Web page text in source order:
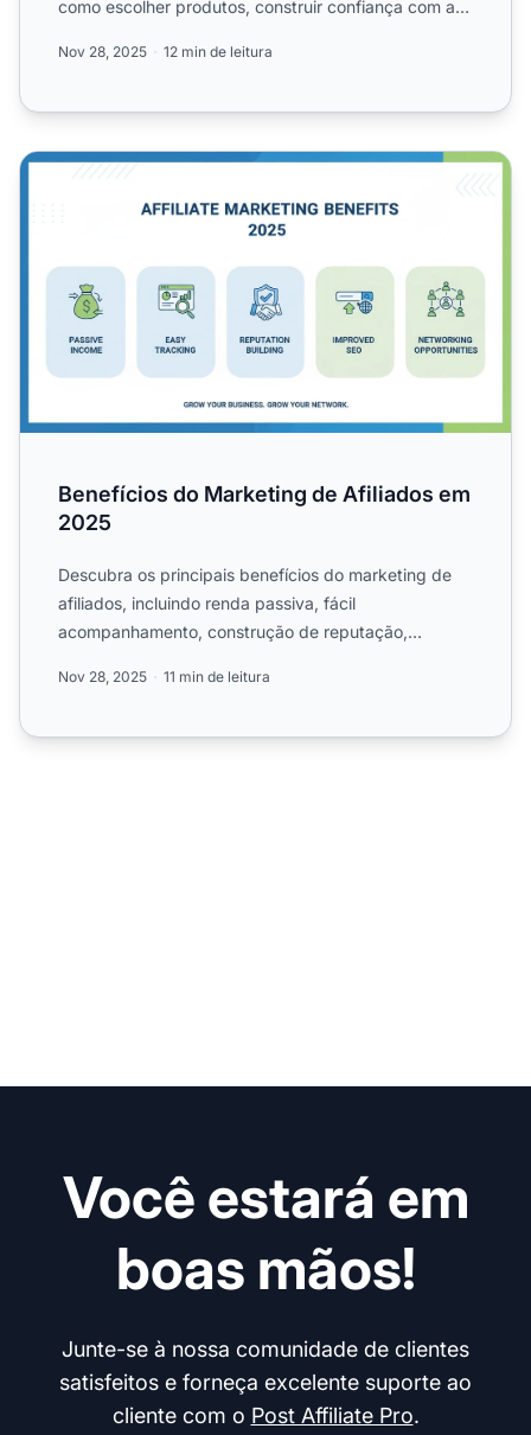
como escolher produtos, construir confiança com a
Nov 28, 2025 12 min de leitura
Benefícios do Marketing de Afiliados em 2025
Benefícios do Marketing de Afiliados em
2025
Descubra os principais benefícios do marketing de
afiliados, incluindo renda passiva, fácil
acompanhamento, construção de reputação,
Nov 28, 2025 11 min de leitura
Você estará em
boas mãos!
Junte-se à nossa comunidade de clientes
satisfeitos e forneça excelente suporte ao
cliente com o Post Affiliate Pro.